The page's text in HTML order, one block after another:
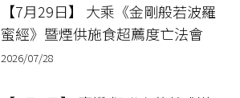
【7月29日】 大乘《金剛般若波羅
蜜經》暨煙供施食超薦度亡法會
2026/07/28